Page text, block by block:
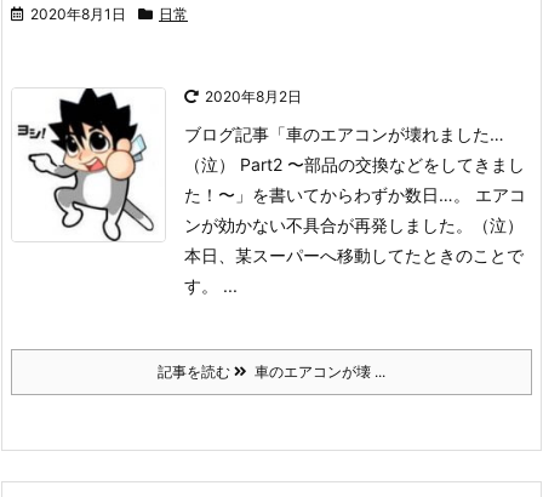
2020年8月1日 日常
2020年8月2日
ブログ記事「車のエアコンが壊れました…
（泣） Part2 〜部品の交換などをしてきまし
た！〜」を書いてからわずか数日…。 エアコ
ンが効かない不具合が再発しました。（泣）
本日、某スーパーへ移動してたときのことで
す。 ...
記事を読む 車のエアコンが壊 ...